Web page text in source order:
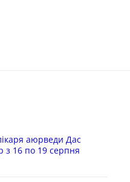
аюрведи Дас
з 16 по 19 серпня